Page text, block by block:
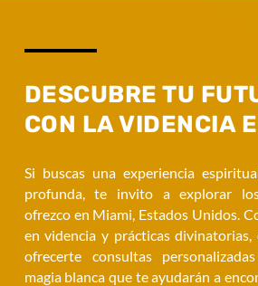
DESCUBRE TU
CON LA VIDENCIA
Si buscas una experiencia
profunda, te invito a explorar
ofrezco en Miami, Estados Unidos.
en videncia y prácticas
ofrecerte consultas
magia blanca que te ayudarán a